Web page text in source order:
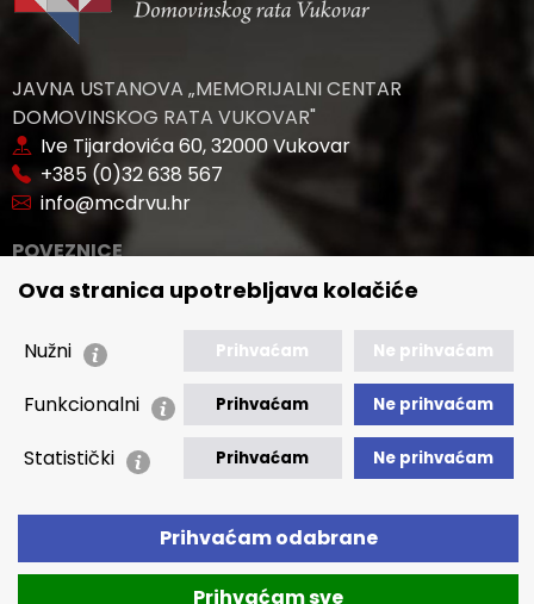
Ova stranica upotrebljava kolačiće
Nužni Prihvaćam Ne prihvaćam
Funkcionalni Prihvaćam Ne prihvaćam
Statistički Prihvaćam Ne prihvaćam
Prihvaćam odabrane
Prihvaćam sve
JAVNA USTANOVA „MEMORIJALNI CENTAR
DOMOVINSKOG RATA VUKOVAR"
Ive Tijardovića 60, 32000 Vukovar
+385 (0)32 638 567
info@mcdrvu.hr
POVEZNICE
🢒 Novosti
🢒 Javna nabava
🢒 Izvještaji
🢒 Izjava o pristupačnosti